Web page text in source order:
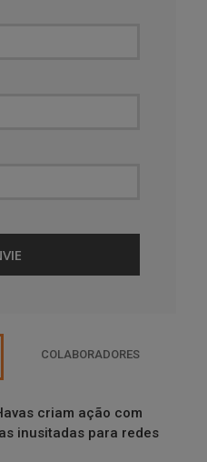
COLABORADORES
criam ação com
inusitadas para redes